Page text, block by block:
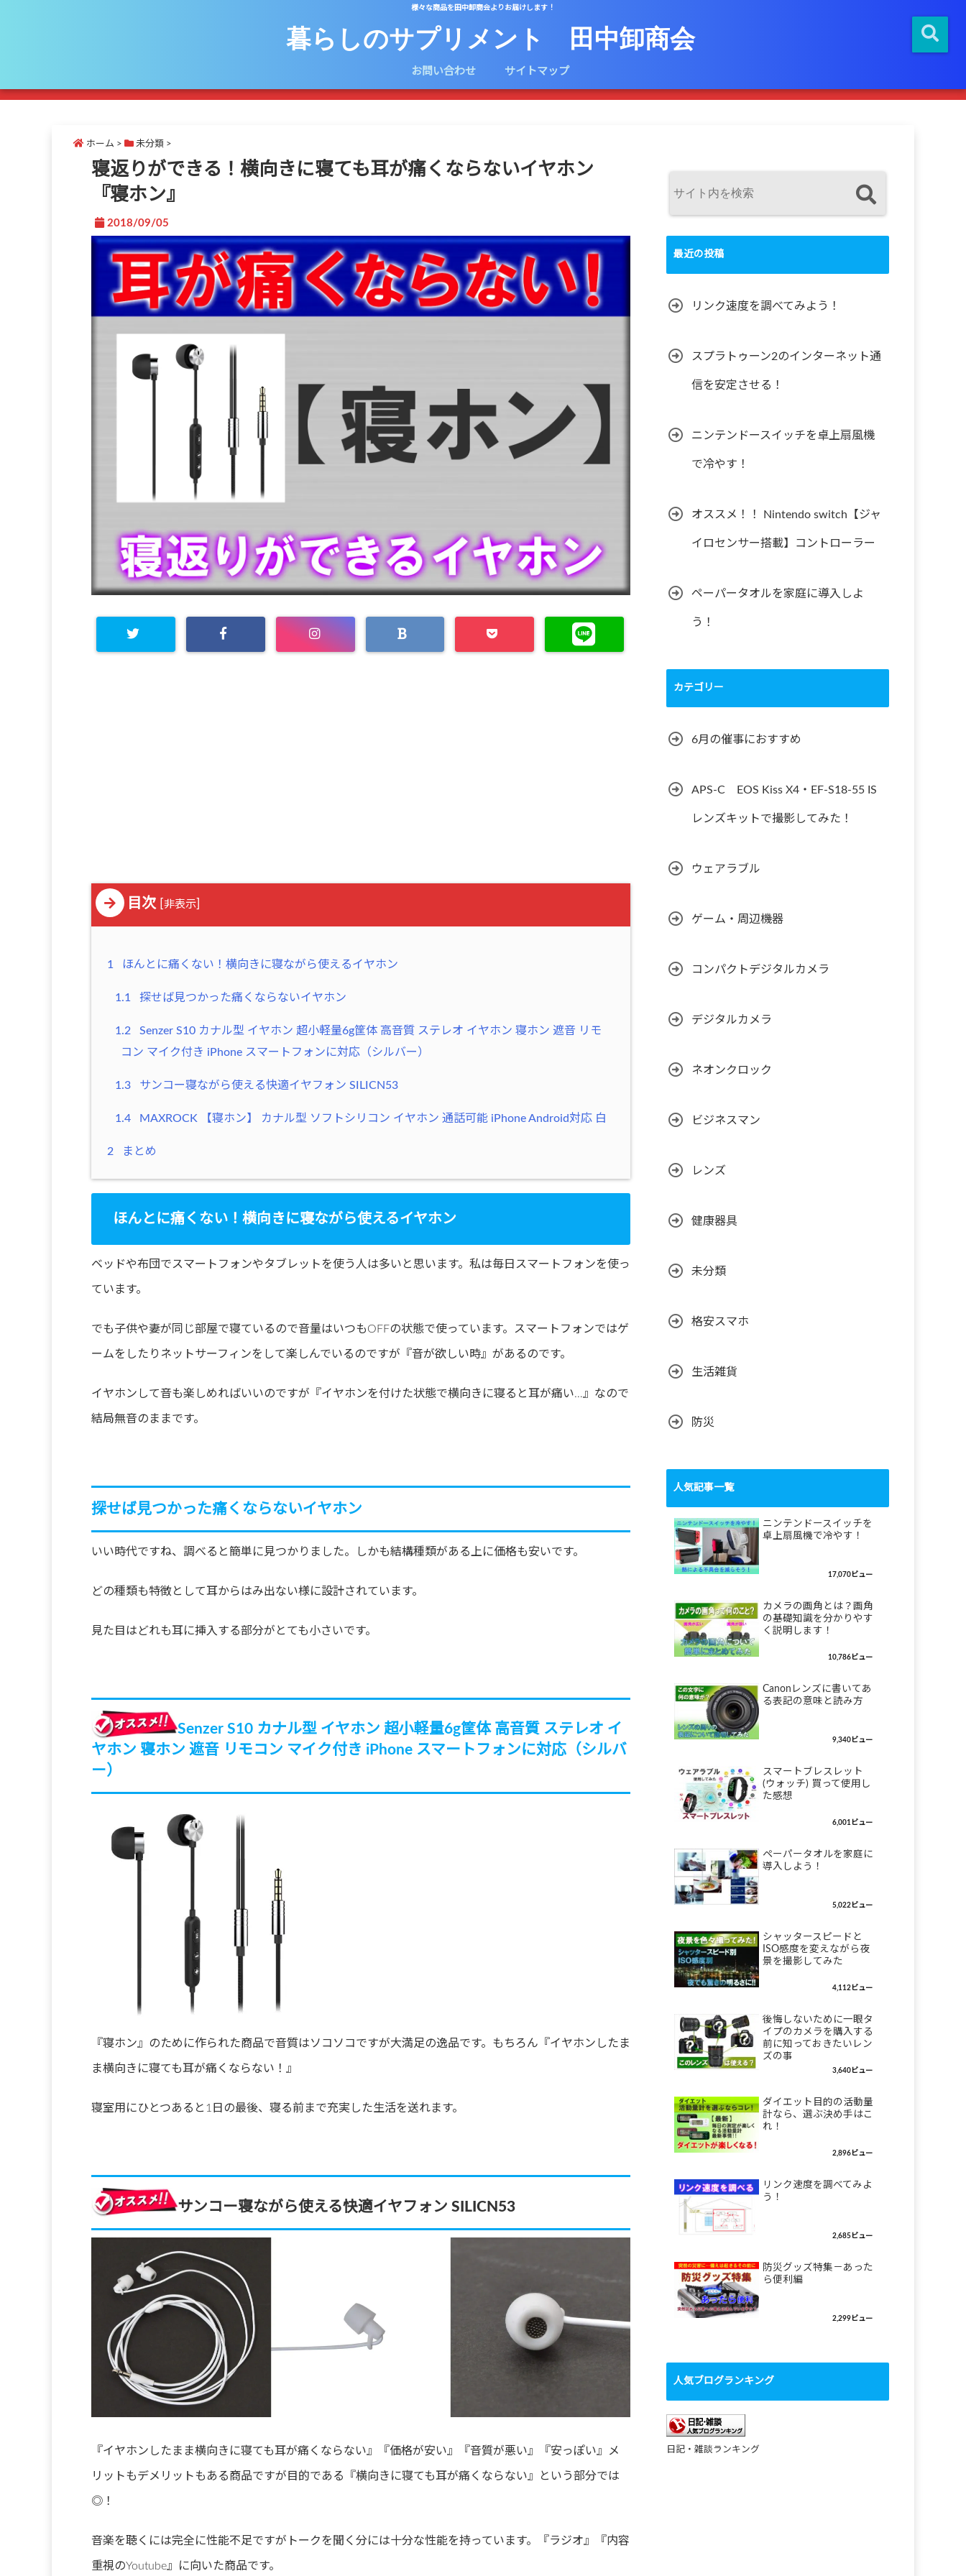
様々な商品を田中卸商会よりお届けします！
暮らしのサプリメント 田中卸商会
お問い合わせ サイトマップ
ホーム > 未分類 >
寝返りができる！横向きに寝ても耳が痛くならないイヤホン
『寝ホン』
2018/09/05
目次 非表示
1 ほんとに痛くない！横向きに寝ながら使えるイヤホン
1.1 探せば見つかった痛くならないイヤホン
1.2
Senzer S10 カナル型 イヤホン 超小軽量6g筐体 高音質 ステレオ イヤホン 寝ホン 遮音 リモ
コン マイク付き iPhone スマートフォンに対応（シルバー）
1.3 サンコー寝ながら使える快適イヤフォン SILICN53
1.4 MAXROCK 【寝ホン】 カナル型 ソフトシリコン イヤホン 通話可能 iPhone Android対応 白
2 まとめ
ほんとに痛くない！横向きに寝ながら使えるイヤホン
ベッドや布団でスマートフォンやタブレットを使う人は多いと思います。私は毎日スマートフォンを使っ
ています。
でも子供や妻が同じ部屋で寝ているので音量はいつもOFFの状態で使っています。スマートフォンではゲ
ームをしたりネットサーフィンをして楽しんでいるのですが『音が欲しい時』があるのです。
イヤホンして音も楽しめればいいのですが『イヤホンを付けた状態で横向きに寝ると耳が痛い…』なので
結局無音のままです。
探せば見つかった痛くならないイヤホン
いい時代ですね、調べると簡単に見つかりました。しかも結構種類がある上に価格も安いです。
どの種類も特徴として耳からはみ出ない様に設計されています。
見た目はどれも耳に挿入する部分がとても小さいです。
Senzer S10 カナル型 イヤホン 超小軽量6g筐体 高音質 ステレオ イ
ヤホン 寝ホン 遮音 リモコン マイク付き iPhone スマートフォンに対応（シルバ
ー）
『寝ホン』のために作られた商品で音質はソコソコですが大満足の逸品です。もちろん『イヤホンしたま
ま横向きに寝ても耳が痛くならない！』
寝室用にひとつあると1日の最後、寝る前まで充実した生活を送れます。
サンコー寝ながら使える快適イヤフォン SILICN53
『イヤホンしたまま横向きに寝ても耳が痛くならない』『価格が安い』『音質が悪い』『安っぽい』メ
リットもデメリットもある商品ですが目的である『横向きに寝ても耳が痛くならない』という部分では
◎！
音楽を聴くには完全に性能不足ですがトークを聞く分には十分な性能を持っています。『ラジオ』『内容
重視のYoutube』に向いた商品です。
最近の投稿
リンク速度を調べてみよう！
スプラトゥーン2のインターネット通
信を安定させる！
ニンテンドースイッチを卓上扇風機
で冷やす！
オススメ！！ Nintendo switch【ジャ
イロセンサー搭載】コントローラー
ペーパータオルを家庭に導入しよ
う！
カテゴリー
6月の催事におすすめ
APS-C EOS Kiss X4・EF-S18-55 IS
レンズキットで撮影してみた！
ウェアラブル
ゲーム・周辺機器
コンパクトデジタルカメラ
デジタルカメラ
ネオンクロック
ビジネスマン
レンズ
健康器具
未分類
格安スマホ
生活雑貨
防災
人気記事一覧
ニンテンドースイッチを
卓上扇風機で冷やす！
17,070ビュー
カメラの画角とは？画角
の基礎知識を分かりやす
く説明します！
10,786ビュー
Canonレンズに書いてあ
る表記の意味と読み方
9,340ビュー
スマートブレスレット
(ウォッチ) 買って使用し
た感想
6,001ビュー
ペーパータオルを家庭に
導入しよう！
5,022ビュー
シャッタースピードと
ISO感度を変えながら夜
景を撮影してみた
4,112ビュー
後悔しないために一眼タ
イプのカメラを購入する
前に知っておきたいレン
ズの事
3,640ビュー
ダイエット目的の活動量
計なら、選ぶ決め手はこ
れ！
2,896ビュー
リンク速度を調べてみよ
う！
2,685ビュー
防災グッズ特集－あった
ら便利編
2,299ビュー
人気ブログランキング
日記・雑談ランキング